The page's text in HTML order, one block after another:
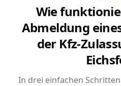
Wie
Abmeldung
der Kfz-
In drei einfachen